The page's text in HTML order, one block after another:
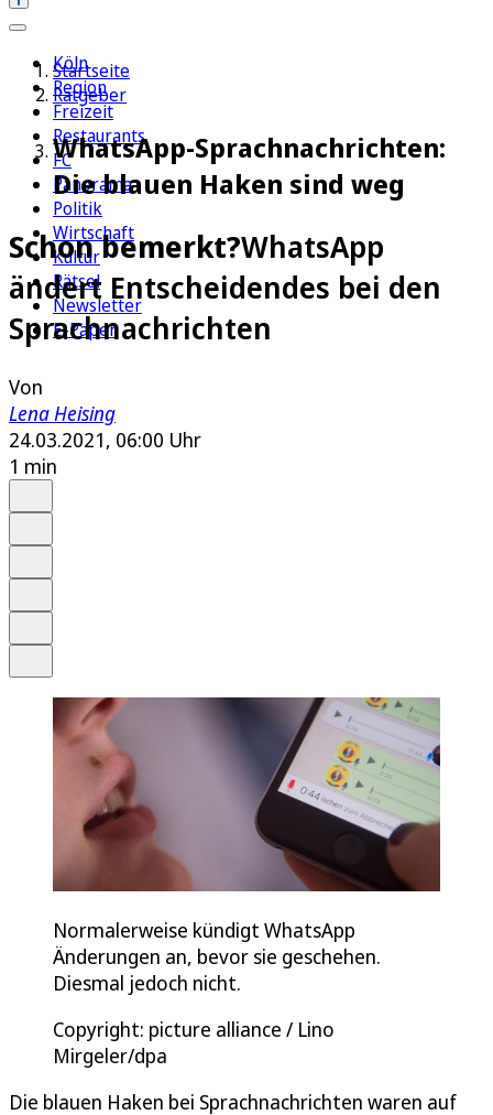
Köln
Region
Freizeit
Restaurants
FC
Panorama
Politik
Wirtschaft
Kultur
Rätsel
Newsletter
E-Paper
Startseite
Ratgeber
WhatsApp-Sprachnachrichten:
Die blauen Haken sind weg
Schon bemerkt?WhatsApp
ändert Entscheidendes bei den
Sprachnachrichten
Von
Lena Heising
24.03.2021, 06:00 Uhr
1 min
Normalerweise kündigt WhatsApp
Änderungen an, bevor sie geschehen.
Diesmal jedoch nicht.
Copyright: picture alliance / Lino
Mirgeler/dpa
Die blauen Haken bei Sprachnachrichten waren auf